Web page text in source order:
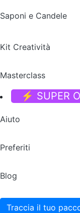
Saponi e Candele
Kit Creatività
Masterclass
⚡ SUPER
Aiuto
Preferiti
Blog
Traccia il tuo